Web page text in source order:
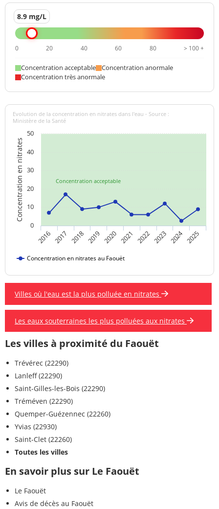
8.9 mg/L
0 20 40 60 80 > 100 +
Concentration acceptable
Concentration anormale
Concentration très anormale
Concentration acceptable
Concentration en nitrates
Evolution de la concentration en nitrates dans l'eau - Source :
Ministère de la Santé
Concentration en nitrates au Faouët
2016 2017 2018 2019 2020 2021 2022 2023 2024 2025
0
10
20
30
40
50
Villes où l'eau est la plus polluée en nitrates
Les eaux souterraines les plus polluées aux nitrates
Les villes à proximité du Faouët
Trévérec (22290)
Lanleff (22290)
Saint-Gilles-les-Bois (22290)
Tréméven (22290)
Quemper-Guézennec (22260)
Yvias (22930)
Saint-Clet (22260)
Toutes les villes
En savoir plus sur Le Faouët
Le Faouët
Avis de décès au Faouët